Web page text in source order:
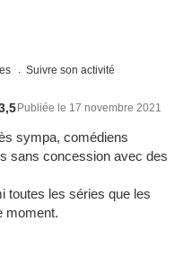
Suivre son activité
Publiée le 17 novembre 2021
sympa, comédiens
sans concession avec des
toutes les séries que les
moment.